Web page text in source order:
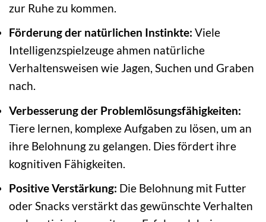
zur Ruhe zu kommen.
Förderung der natürlichen Instinkte: Viele
Intelligenzspielzeuge ahmen natürliche
Verhaltensweisen wie Jagen, Suchen und Graben
nach.
Verbesserung der Problemlösungsfähigkeiten:
Tiere lernen, komplexe Aufgaben zu lösen, um an
ihre Belohnung zu gelangen. Dies fördert ihre
kognitiven Fähigkeiten.
Positive Verstärkung: Die Belohnung mit Futter
oder Snacks verstärkt das gewünschte Verhalten